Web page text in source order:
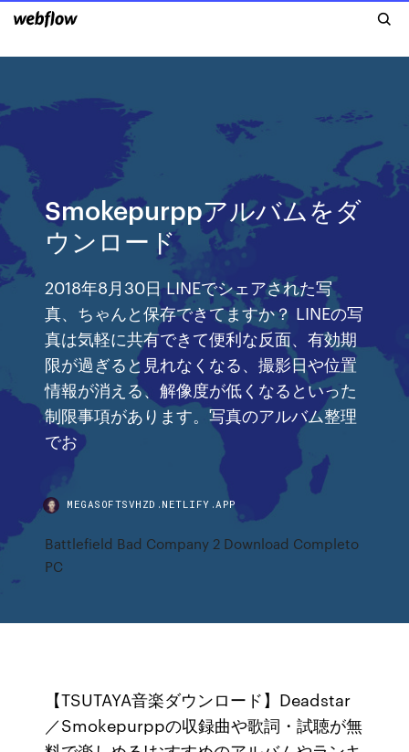
Smokepurppアルバムをダ
ウンロード
2018年8月30日 LINEでシェアされた写
真、ちゃんと保存できてますか？ LINEの写
真は気軽に共有できて便利な反面、有効期
限が過ぎると見れなくなる、撮影日や位置
情報が消える、解像度が低くなるといった
制限事項があります。写真のアルバム整理
でお
MEGASOFTSVHZD.NETLIFY.APP
Battlefield Bad Company 2 Download Completo
PC
【TSUTAYA音楽ダウンロード】Deadstar
／Smokepurppの収録曲や歌詞・試聴が無